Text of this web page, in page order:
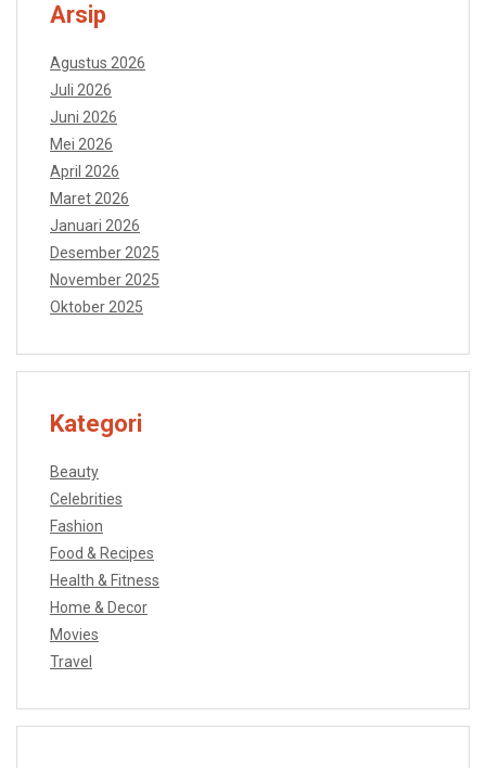
Arsip
Agustus 2026
Juli 2026
Juni 2026
Mei 2026
April 2026
Maret 2026
Januari 2026
Desember 2025
November 2025
Oktober 2025
Kategori
Beauty
Celebrities
Fashion
Food & Recipes
Health & Fitness
Home & Decor
Movies
Travel